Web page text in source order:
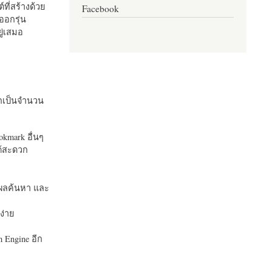
ที่สร้างด้วย
อกรุ่น
สมอ
ป็นจำนวน
อื่นๆ
สะดวก
ลค้นหา และ
าย
อีก
Facebook